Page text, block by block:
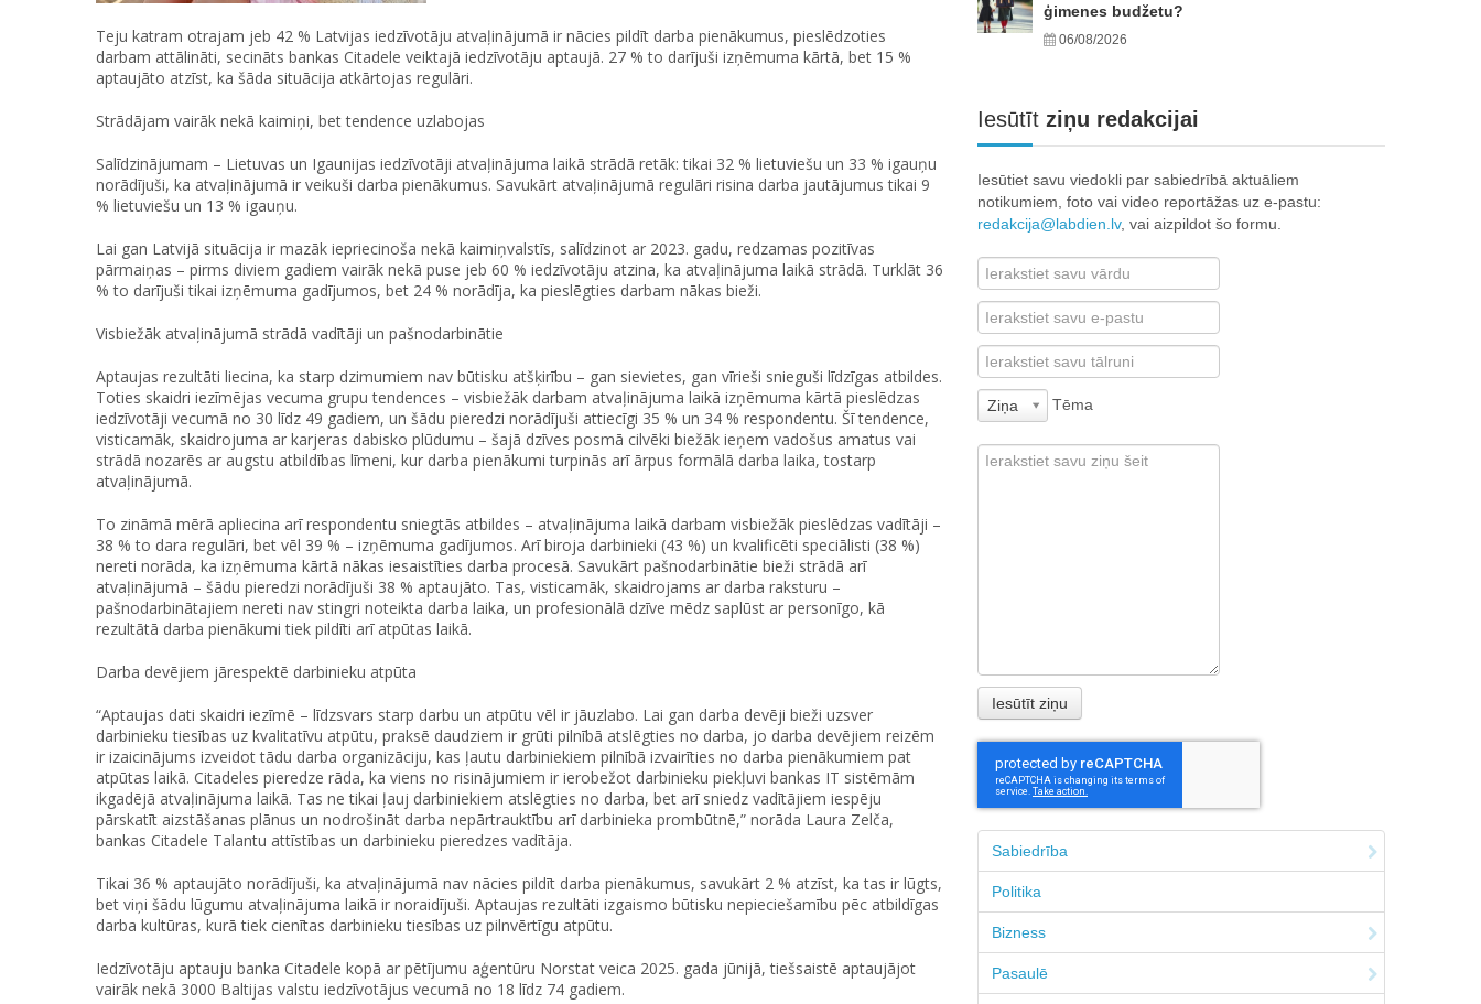
Teju katram otrajam jeb 42 % Latvijas iedzīvotāju atvaļinājumā ir nācies pildīt darba pienākumus, pieslēdzoties
darbam attālināti, secināts bankas Citadele veiktajā iedzīvotāju aptaujā. 27 % to darījuši izņēmuma kārtā, bet 15 %
aptaujāto atzīst, ka šāda situācija atkārtojas regulāri.
Strādājam vairāk nekā kaimiņi, bet tendence uzlabojas
Salīdzinājumam – Lietuvas un Igaunijas iedzīvotāji atvaļinājuma laikā strādā retāk: tikai 32 % lietuviešu un 33 % igauņu
norādījuši, ka atvaļinājumā ir veikuši darba pienākumus. Savukārt atvaļinājumā regulāri risina darba jautājumus tikai 9
% lietuviešu un 13 % igauņu.
Lai gan Latvijā situācija ir mazāk iepriecinoša nekā kaimiņvalstīs, salīdzinot ar 2023. gadu, redzamas pozitīvas
pārmaiņas – pirms diviem gadiem vairāk nekā puse jeb 60 % iedzīvotāju atzina, ka atvaļinājuma laikā strādā. Turklāt 36
% to darījuši tikai izņēmuma gadījumos, bet 24 % norādīja, ka pieslēgties darbam nākas bieži.
Visbiežāk atvaļinājumā strādā vadītāji un pašnodarbinātie
Aptaujas rezultāti liecina, ka starp dzimumiem nav būtisku atšķirību – gan sievietes, gan vīrieši snieguši līdzīgas atbildes.
Toties skaidri iezīmējas vecuma grupu tendences – visbiežāk darbam atvaļinājuma laikā izņēmuma kārtā pieslēdzas
iedzīvotāji vecumā no 30 līdz 49 gadiem, un šādu pieredzi norādījuši attiecīgi 35 % un 34 % respondentu. Šī tendence,
visticamāk, skaidrojuma ar karjeras dabisko plūdumu – šajā dzīves posmā cilvēki biežāk ieņem vadošus amatus vai
strādā nozarēs ar augstu atbildības līmeni, kur darba pienākumi turpinās arī ārpus formālā darba laika, tostarp
atvaļinājumā.
To zināmā mērā apliecina arī respondentu sniegtās atbildes – atvaļinājuma laikā darbam visbiežāk pieslēdzas vadītāji –
38 % to dara regulāri, bet vēl 39 % – izņēmuma gadījumos. Arī biroja darbinieki (43 %) un kvalificēti speciālisti (38 %)
nereti norāda, ka izņēmuma kārtā nākas iesaistīties darba procesā. Savukārt pašnodarbinātie bieži strādā arī
atvaļinājumā – šādu pieredzi norādījuši 38 % aptaujāto. Tas, visticamāk, skaidrojams ar darba raksturu –
pašnodarbinātajiem nereti nav stingri noteikta darba laika, un profesionālā dzīve mēdz saplūst ar personīgo, kā
rezultātā darba pienākumi tiek pildīti arī atpūtas laikā.
Darba devējiem jārespektē darbinieku atpūta
“Aptaujas dati skaidri iezīmē – līdzsvars starp darbu un atpūtu vēl ir jāuzlabo. Lai gan darba devēji bieži uzsver
darbinieku tiesības uz kvalitatīvu atpūtu, praksē daudziem ir grūti pilnībā atslēgties no darba, jo darba devējiem reizēm
ir izaicinājums izveidot tādu darba organizāciju, kas ļautu darbiniekiem pilnībā izvairīties no darba pienākumiem pat
atpūtas laikā. Citadeles pieredze rāda, ka viens no risinājumiem ir ierobežot darbinieku piekļuvi bankas IT sistēmām
ikgadējā atvaļinājuma laikā. Tas ne tikai ļauj darbiniekiem atslēgties no darba, bet arī sniedz vadītājiem iespēju
pārskatīt aizstāšanas plānus un nodrošināt darba nepārtrauktību arī darbinieka prombūtnē,” norāda Laura Zelča,
bankas Citadele Talantu attīstības un darbinieku pieredzes vadītāja.
Tikai 36 % aptaujāto norādījuši, ka atvaļinājumā nav nācies pildīt darba pienākumus, savukārt 2 % atzīst, ka tas ir lūgts,
bet viņi šādu lūgumu atvaļinājuma laikā ir noraidījuši. Aptaujas rezultāti izgaismo būtisku nepieciešamību pēc atbildīgas
darba kultūras, kurā tiek cienītas darbinieku tiesības uz pilnvērtīgu atpūtu.
Iedzīvotāju aptauju banka Citadele kopā ar pētījumu aģentūru Norstat veica 2025. gada jūnijā, tiešsaistē aptaujājot
vairāk nekā 3000 Baltijas valstu iedzīvotājus vecumā no 18 līdz 74 gadiem.
ģimenes budžetu?
06/08/2026
Iesūtīt ziņu redakcijai
Iesūtiet savu viedokli par sabiedrībā aktuāliem
notikumiem, foto vai video reportāžas uz e-pastu:
redakcija@labdien.lv, vai aizpildot šo formu.
Ziņa Tēma
Sabiedrība
Politika
Bizness
Pasaulē